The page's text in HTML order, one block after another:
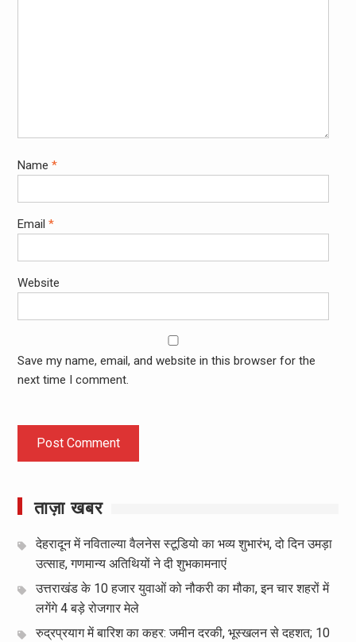
Name *
Email *
Website
Save my name, email, and website in this browser for the
next time I comment.
ताज़ा खबर
देहरादून में नविताल्या वैलनेस स्टूडियो का भव्य शुभारंभ, दो दिन उमड़ा
उत्साह, गणमान्य अतिथियों ने दी शुभकामनाएं
उत्तराखंड के 10 हजार युवाओं को नौकरी का मौका, इन चार शहरों में
लगेंगे 4 बड़े रोजगार मेले
रुद्रप्रयाग में बारिश का कहर: जमीन दरकी, भूस्खलन से दहशत; 10